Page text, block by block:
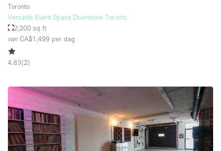
Toronto
Versatile Event Space Downtown Toronto
2,200 sq ft
van CA$1,499 per dag
4.83(2)